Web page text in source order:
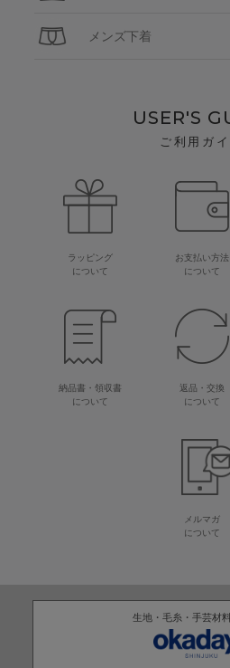
メンズ下着
USER'S
ご利用ガイ
ラッピング
について
お支払い方法
について
納品書・領収書
について
返品・交換
について
メルマガ
について
生地・毛糸・手芸材